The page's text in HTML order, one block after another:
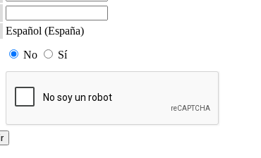
Español (España)
No Sí